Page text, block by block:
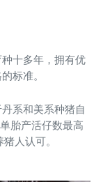
十多年，拥有优
标准。
系和美系种猪自
胎产活仔数最高
人认可。